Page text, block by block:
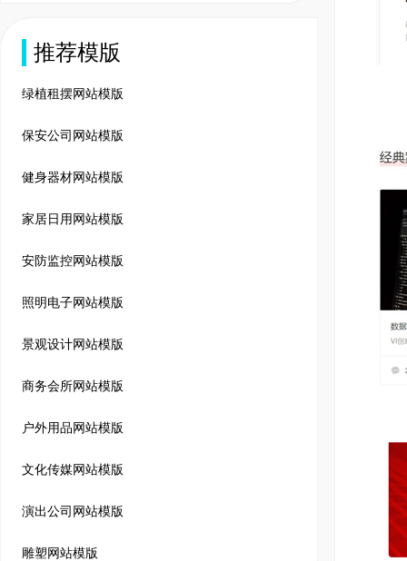
推荐模版
绿植租摆网站模版
保安公司网站模版
健身器材网站模版
家居日用网站模版
安防监控网站模版
照明电子网站模版
景观设计网站模版
商务会所网站模版
户外用品网站模版
文化传媒网站模版
演出公司网站模版
雕塑网站模版